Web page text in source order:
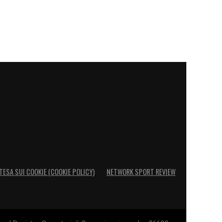
SUI COOKIE (COOKIE POLICY) NETWORK SPORT REVIEW